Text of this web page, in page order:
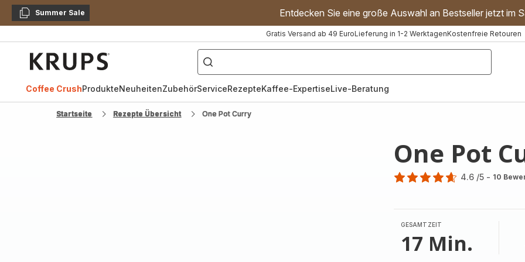
KopierenSummer Sale Entdecken Sie eine große Auswahl an Bestseller jetzt im
Gratis Versand ab 49 EuroLieferung in 1-2 WerktagenKostenfreie Retouren
["Kaffeevollautomat","Handmixer","Waffeleisen"]
Coffee CrushProdukteNeuheitenZubehörServiceRezepteKaffee-ExpertiseLive-Beratung
Startseite Rezepte Übersicht One Pot Curry
One Pot
4.6 /5 - 10
GESAMTZEIT
17 Min.